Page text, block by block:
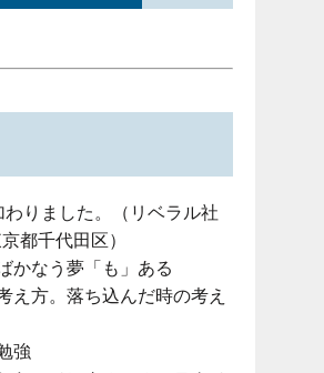
りました。（リベラル社
都千代田区）
なう夢「も」ある
え方。落ち込んだ時の考え
強